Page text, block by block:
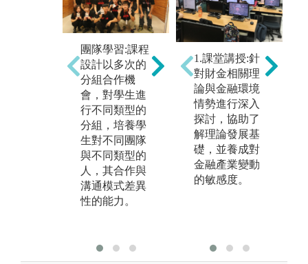
團隊學習:課程
設計以多次的
分組合作機
會，對學生進
行不同類型的
分組，培養學
生對不同團隊
與不同類型的
人，其合作與
溝通模式差異
性的能力。
課堂講授:由教
授帶領同學針
對金融行銷相
關理論與理財
規劃進行深入
探討與剖析，
協助同學了解
理論發展的基
礎與沿革，並
1.課堂講授:針
對財金相關理
論與金融環境
情勢進行深入
探討，協助了
解理論發展基
礎，並養成對
金融產業變動
的敏感度。